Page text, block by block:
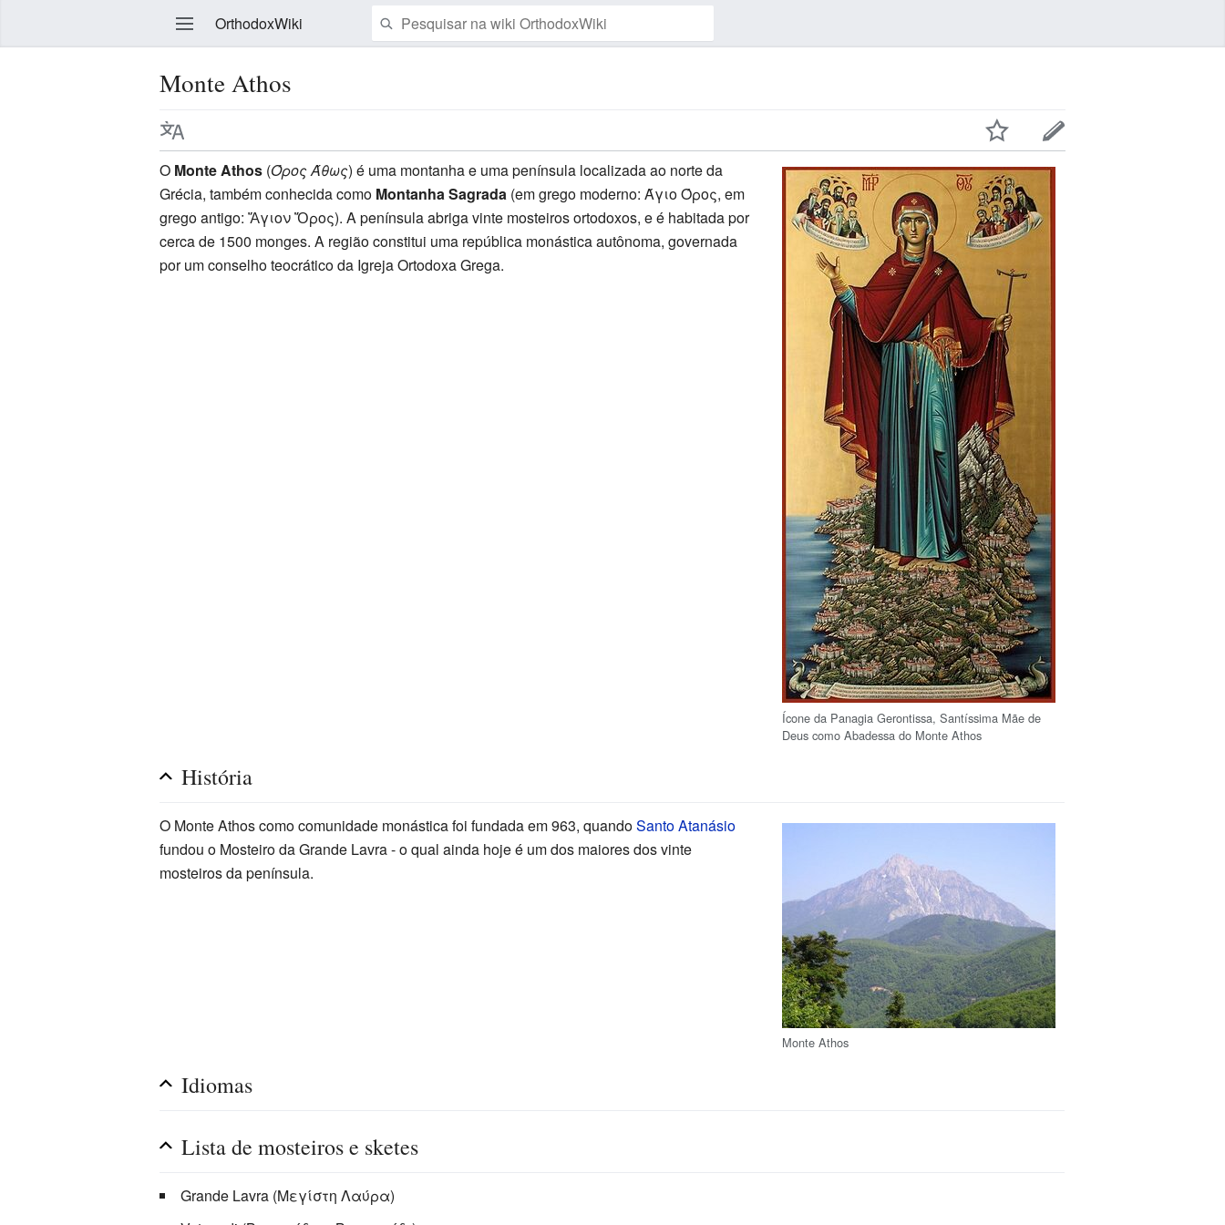
OrthodoxWiki
Monte Athos
Ícone da Panagia Gerontissa, Santíssima Mãe de
Deus como Abadessa do Monte Athos
O Monte Athos (Όρος Άθως) é uma montanha e uma península localizada ao norte da
Grécia, também conhecida como Montanha Sagrada (em grego moderno: Άγιο Όρος, em
grego antigo: Ἅγιον Ὄρος). A península abriga vinte mosteiros ortodoxos, e é habitada por
cerca de 1500 monges. A região constitui uma república monástica autônoma, governada
por um conselho teocrático da Igreja Ortodoxa Grega.
História
Monte Athos
O Monte Athos como comunidade monástica foi fundada em 963, quandoSanto Atanásio
fundou o Mosteiro da Grande Lavra - o qual ainda hoje é um dos maiores dos vinte
mosteiros da península.
Idiomas
Lista de mosteiros e sketes
Grande Lavra (Μεγίστη Λαύρα)